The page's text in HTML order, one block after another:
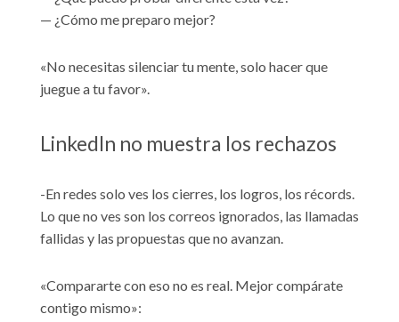
— ¿Cómo me preparo mejor?
«No necesitas silenciar tu mente, solo hacer que
juegue a tu favor».
LinkedIn no muestra los rechazos
-En redes solo ves los cierres, los logros, los récords.
Lo que no ves son los correos ignorados, las llamadas
fallidas y las propuestas que no avanzan.
«Compararte con eso no es real. Mejor compárate
contigo mismo»: